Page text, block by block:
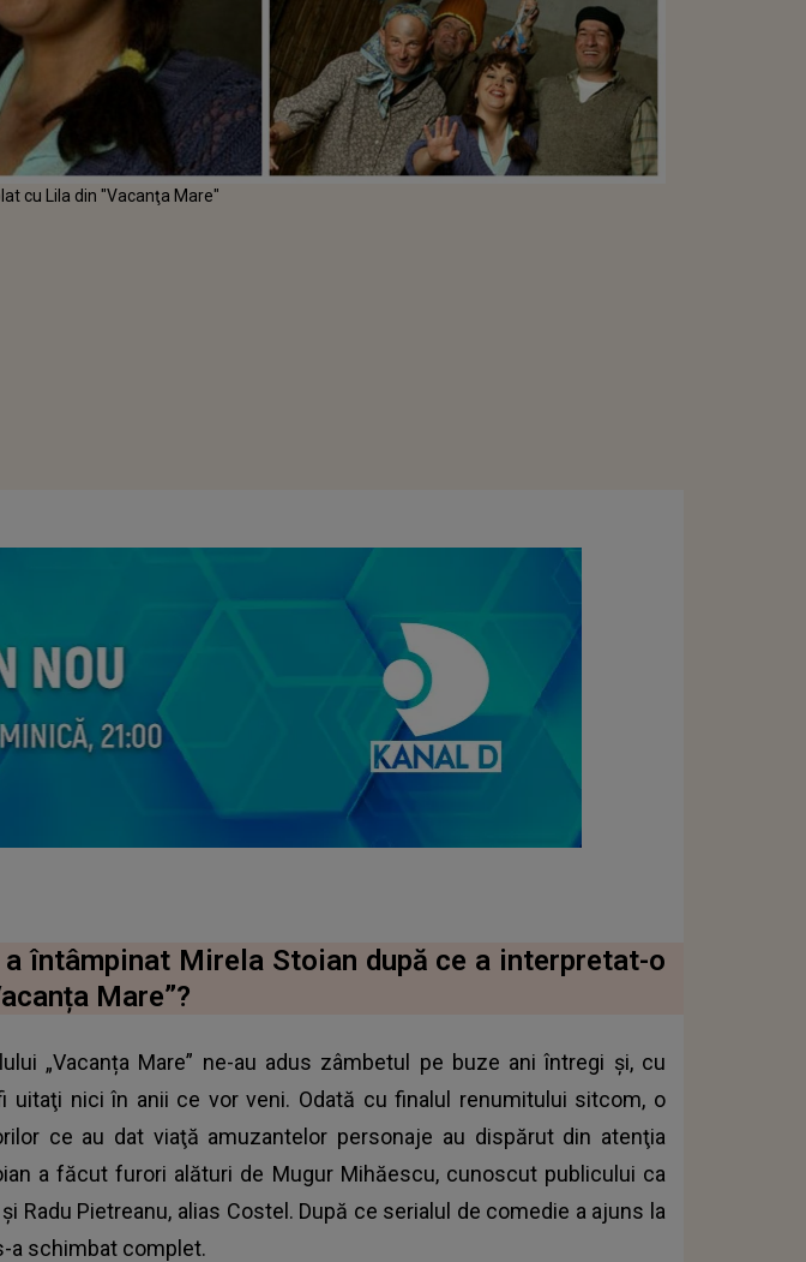
cu Lila din "Vacanţa Mare"
întâmpinat Mirela Stoian după ce a interpretat-o
Mare”?
„Vacanța Mare” ne-au adus zâmbetul pe buze ani întregi şi, cu
uitaţi nici în anii ce vor veni. Odată cu finalul renumitului sitcom, o
ce au dat viaţă amuzantelor personaje au dispărut din atenţia
a făcut furori alături de Mugur Mihăescu, cunoscut publicului ca
şi Radu Pietreanu, alias Costel. După ce serialul de comedie a ajuns la
a schimbat complet.